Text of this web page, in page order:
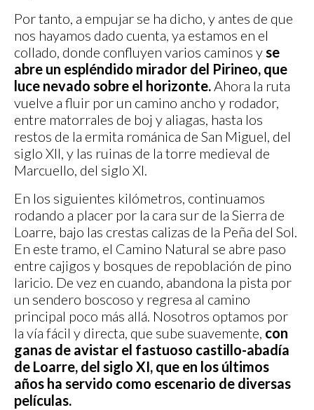
Por tanto, a empujar se ha dicho, y antes de que
nos hayamos dado cuenta, ya estamos en el
collado, donde confluyen varios caminos yse
abre un espléndido mirador del Pirineo, que
luce nevado sobre el horizonte.Ahora la ruta
vuelve a fluir por un camino ancho y rodador,
entre matorrales de boj y aliagas, hasta los
restos de la ermita románica de San Miguel, del
siglo XII, y las ruinas de la torre medieval de
Marcuello, del siglo XI.
En los siguientes kilómetros, continuamos
rodando a placer por la cara sur de la Sierra de
Loarre, bajo las crestas calizas de la Peña del Sol.
En este tramo, el Camino Natural se abre paso
entre cajigos y bosques de repoblación de pino
laricio. De vez en cuando, abandona la pista por
un sendero boscoso y regresa al camino
principal poco más allá. Nosotros optamos por
la vía fácil y directa, que sube suavemente, con
ganas de avistar el fastuoso castillo-abadía
de Loarre, del siglo XI, que en los últimos
años ha servido como escenario de diversas
películas.